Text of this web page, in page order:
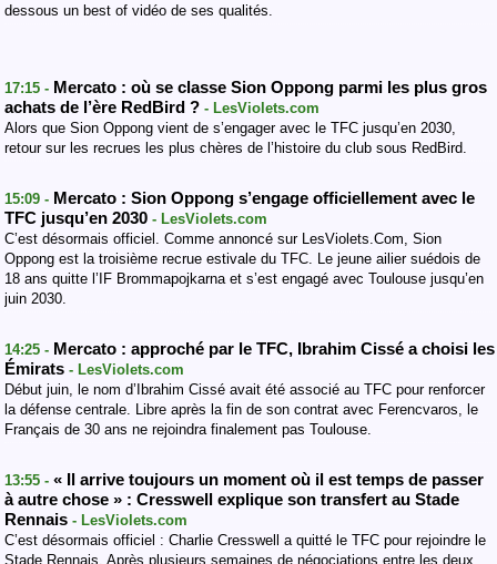
dessous un best of vidéo de ses qualités.
17:15 - Mercato : où se classe Sion Oppong parmi les plus gros
achats de l’ère RedBird ? - LesViolets.com
Alors que Sion Oppong vient de s’engager avec le TFC jusqu’en 2030,
retour sur les recrues les plus chères de l’histoire du club sous RedBird.
15:09 - Mercato : Sion Oppong s’engage officiellement avec le
TFC jusqu’en 2030 - LesViolets.com
C’est désormais officiel. Comme annoncé sur LesViolets.Com, Sion
Oppong est la troisième recrue estivale du TFC. Le jeune ailier suédois de
18 ans quitte l’IF Brommapojkarna et s’est engagé avec Toulouse jusqu’en
juin 2030.
14:25 - Mercato : approché par le TFC, Ibrahim Cissé a choisi les
Émirats - LesViolets.com
Début juin, le nom d’Ibrahim Cissé avait été associé au TFC pour renforcer
la défense centrale. Libre après la fin de son contrat avec Ferencvaros, le
Français de 30 ans ne rejoindra finalement pas Toulouse.
13:55 - « Il arrive toujours un moment où il est temps de passer
à autre chose » : Cresswell explique son transfert au Stade
Rennais - LesViolets.com
C’est désormais officiel : Charlie Cresswell a quitté le TFC pour rejoindre le
Stade Rennais. Après plusieurs semaines de négociations entre les deux